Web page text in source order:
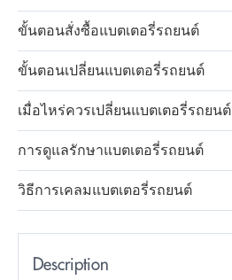
ขั้นตอนสั่งซื้อแบตเตอรี่รถยนต์
ขั้นตอนเปลี่ยนแบตเตอรี่รถยนต์
เมื่อไหร่ควรเปลี่ยนแบตเตอรี่รถยนต์
การดูแลรักษาแบตเตอรี่รถยนต์
วิธีการเคลมแบตเตอรี่รถยนต์
Description